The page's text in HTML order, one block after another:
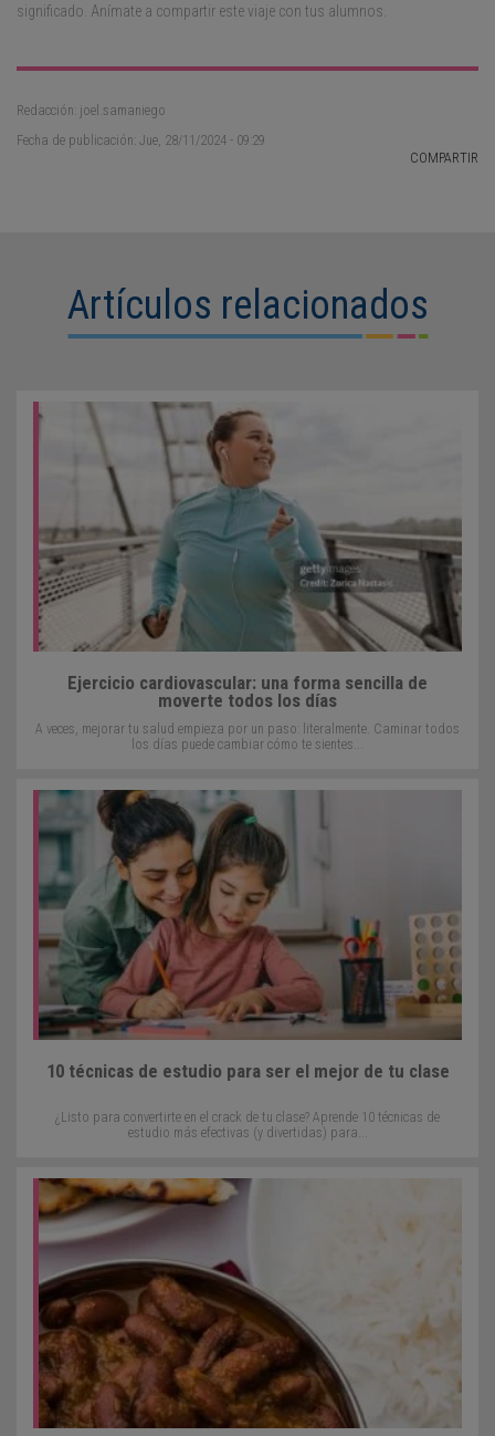
significado. Anímate a compartir este viaje con tus alumnos.
Redacción: joel.samaniego
Fecha de publicación: Jue, 28/11/2024 - 09:29
COMPARTIR
Artículos relacionados
Ejercicio cardiovascular: una forma sencilla de
moverte todos los días
A veces, mejorar tu salud empieza por un paso: literalmente. Caminar todos
los días puede cambiar cómo te sientes...
10 técnicas de estudio para ser el mejor de tu clase
¿Listo para convertirte en el crack de tu clase? Aprende 10 técnicas de
estudio más efectivas (y divertidas) para...